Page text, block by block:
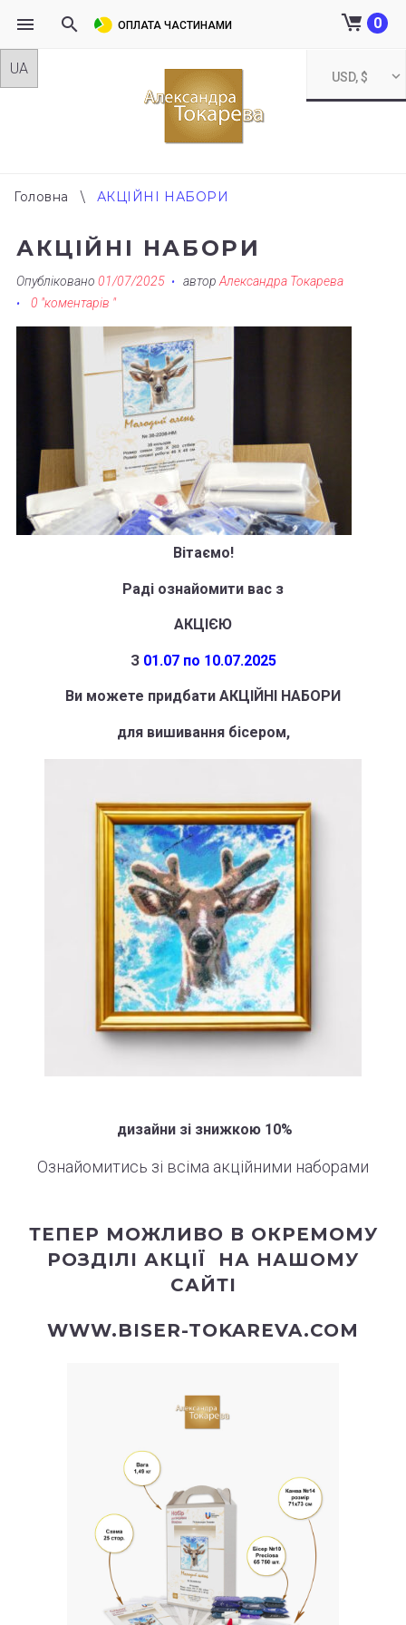
Skip
USD, $
0
ОПЛАТА ЧАСТИНАМИ
Головна \ АКЦІЙНІ НАБОРИ
АКЦІЙНІ НАБОРИ
Опубліковано 01/07/2025 автор Александра Токарева
0 "коментарів "
Вітаємо!
Раді ознайомити вас з
АКЦІЄЮ
З 01.07 по 10.07.2025
Ви можете придбати АКЦІЙНІ НАБОРИ
для вишивання бісером,
дизайни зі знижкою 10%
Ознайомитись зі всіма акційними наборами
ТЕПЕР МОЖЛИВО В ОКРЕМОМУ
РОЗДІЛІ АКЦІЇ
НА НАШОМУ
САЙТІ
WWW.BISER-TOKAREVA.COM